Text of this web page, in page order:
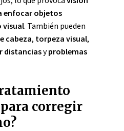
enfocar objetos
visual. También pueden
cabeza, torpeza visual,
distanciasyproblemas
corregir